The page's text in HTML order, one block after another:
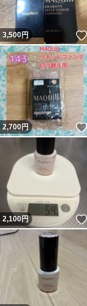
3,500円
2,700円
2,100円